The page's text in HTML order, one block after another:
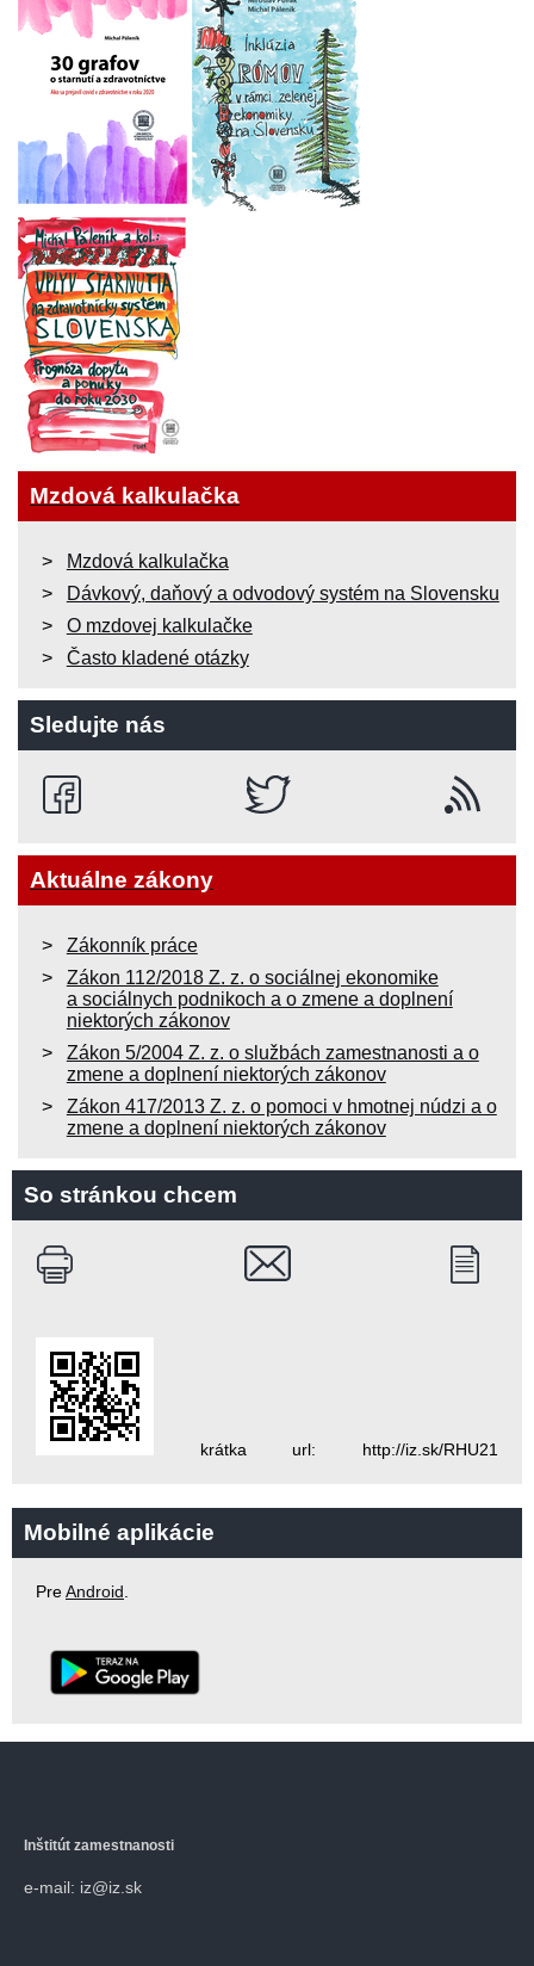
Mzdová kalkulačka
Mzdová kalkulačka
Dávkový, daňový a odvodový systém na Slovensku
O mzdovej kalkulačke
Často kladené otázky
Sledujte nás
Aktuálne zákony
Zákonník práce
Zákon 112/2018 Z. z. o sociálnej ekonomike
a sociálnych podnikoch a o zmene a doplnení
niektorých zákonov
Zákon 5/2004 Z. z. o službách zamestnanosti a o
zmene a doplnení niektorých zákonov
Zákon 417/2013 Z. z. o pomoci v hmotnej núdzi a o
zmene a doplnení niektorých zákonov
So stránkou chcem
krátka url: http://iz.sk/RHU21
Mobilné aplikácie
PreAndroid
Inštitút zamestnanosti
e-mail: iz@iz.sk